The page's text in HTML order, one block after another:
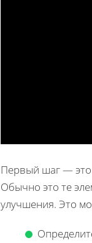
Первый шаг — это
Обычно это те
улучшения. Это